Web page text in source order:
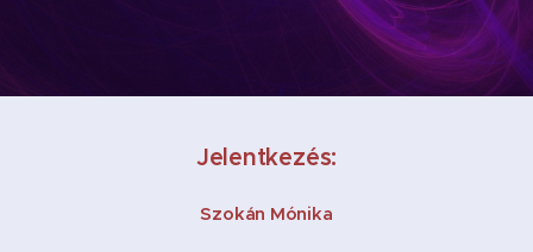
Jelentkezés:
Szokán Mónika